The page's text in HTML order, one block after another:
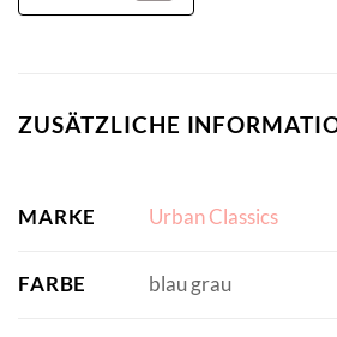
ZUSÄTZLICHE
MARKE Urban Classics
FARBE blau grau